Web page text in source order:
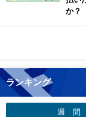
か？
ランキング
週 間